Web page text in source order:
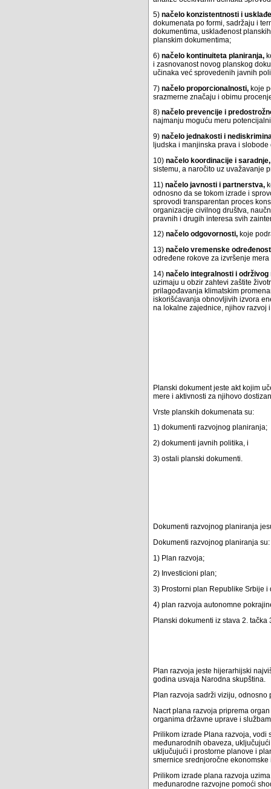
5)načelo konzistentnosti i
dokumenata po formi, sadržaju i
dokumentima, usklađenost
planskim dokumentima;
6)načelo kontinuiteta planiranja,
i zasnovanost novog planskog
učinaka već sprovedenih javnih
7)načelo proporcionalnosti, koje
srazmerne značaju i obimu
8)načelo prevencije i
najmanju moguću meru
9)načelo jednakosti i
ljudska i manjinska prava i
10)načelo koordinacije i saradnje,
sistemu, a naročito uz uvažavanje
11)načelo javnosti i partnerstva,
odnosno da se tokom izrade i
sprovodi transparentan proces
organizacije civilnog društva,
pravnih i drugih interesa svih
12)načelo odgovornosti, koje
13)načelo vremenske
određene rokove za izvršenje
14)načelo integralnosti i održivog
uzimaju u obzir zahtevi zaštite
prilagođavanja klimatskim
iskorišćavanja obnovljivih izvora
na lokalne zajednice, njihov razvoj
Planski dokument jeste akt kojim
mere i aktivnosti za njihovo
Vrste planskih dokumenata su:
1) dokumenti razvojnog planiranja;
2) dokumenti javnih politika, i
3) ostali planski dokumenti.
Dokumenti razvojnog planiranja
Dokumenti razvojnog planiranja su:
1) Plan razvoja;
2) Investicioni plan;
3) Prostorni plan Republike Srbije
4) plan razvoja autonomne
Planski dokumenti iz stava 2.
Plan razvoja jeste hijerarhijski
godina usvaja Narodna skupština.
Plan razvoja sadrži viziju,
Nacrt plana razvoja priprema
organima državne uprave i
Prilikom izrade Plana razvoja,
međunarodnih obaveza,
uključujući i prostorne planove i
smernice srednjoročne
Prilikom izrade plana razvoja
međunarodne razvojne pomoći